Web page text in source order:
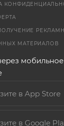
МАТЕРИАЛОВ
мобильное
в App Store
в Google